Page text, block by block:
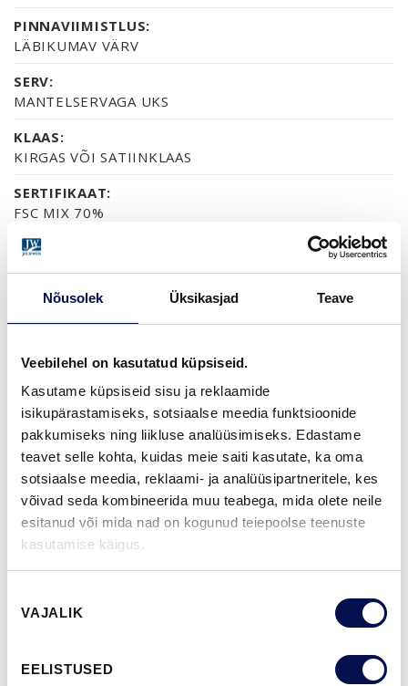
Nõusolek Üksikasjad Teave
Veebilehel on kasutatud küpsiseid.
Kasutame küpsiseid sisu ja reklaamide
isikupärastamiseks, sotsiaalse meedia funktsioonide
pakkumiseks ning liikluse analüüsimiseks. Edastame
teavet selle kohta, kuidas meie saiti kasutate, ka oma
sotsiaalse meedia, reklaami- ja analüüsipartneritele, kes
võivad seda kombineerida muu teabega, mida olete neile
esitanud või mida nad on kogunud teiepoolse teenuste
kasutamise käigus.
valik
VAJALIK
EELISTUSED
PINNAVIIMISTLUS:
LÄBIKUMAV VÄRV
SERV:
MANTELSERVAGA UKS
KLAAS:
KIRGAS VÕI SATIINKLAAS
SERTIFIKAAT:
FSC MIX 70%
GARANTII:
MÕÕDUD
LEIA EDASIMÜÜJA
BROŠÜÜRE
ühendust